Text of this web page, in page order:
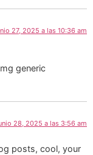
27, 2025 a las 10:36 am
generic
28, 2025 a las 3:56 am
posts, cool, your